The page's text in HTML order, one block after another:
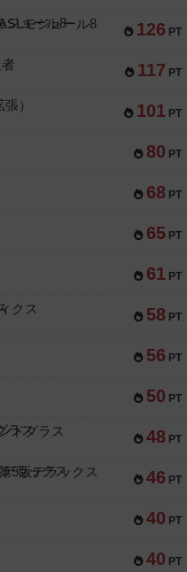
126 PT
モジュール8
117 PT
101 PT
）
80 PT
68 PT
65 PT
61 PT
58 PT
クス
56 PT
50 PT
48 PT
ドグラス
46 PT
5版デラックス
40 PT
40 PT